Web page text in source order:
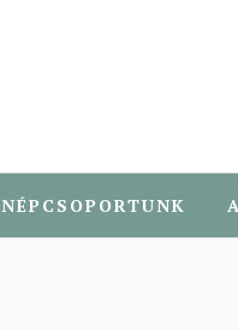
NÉPCSOPORTUNK